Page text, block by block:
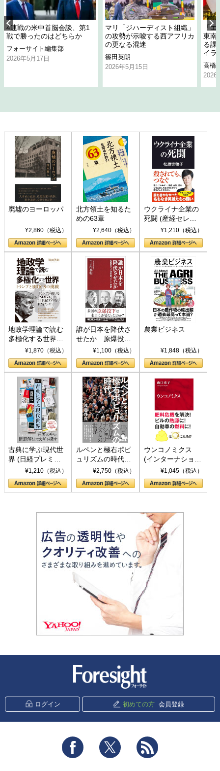
4連戦の米中首脳会談、第1
戦で勝ったのはどちらか
フォーサイト編集部
2026年5月17日
マリ「ジハーディスト組織」
の攻勢が示唆する西アフリカ
の更なる混迷
篠田英朗
2026年5月15日
「
東南
る課
イラ
高橋
2026
廃墟のヨーロッパ
¥2,860（税込）
北方領土を知るた
めの63章
¥2,640（税込）
ウクライナ企業の
死闘 (産経セレク
ト S 039)¥1,210（税込）
地政学理論で読む
多極化する世界：
トランプとBRICS
の挑戦
¥1,870（税込）
誰が日本を降伏さ
せたか 原爆投
下、ソ連参戦、そ
して聖断 (PHP新
書)
¥1,100（税込）
農業ビジネス
¥1,848（税込）
古典に学ぶ現代世
界 (日経プレミア
シリーズ)¥1,210（税込）
ルペンと極右ポピ
ュリズムの時代：
〈ヤヌス〉の二つ
の顔
¥2,750（税込）
ウンコノミクス
(インターナショナ
ル新書)¥1,045（税込）
ログイン 初めての方 会員登録
Facebook Twitter